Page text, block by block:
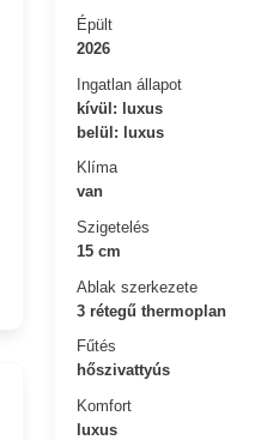
Épült
2026
Ingatlan állapot
kívül: luxus
belül: luxus
Klíma
van
Szigetelés
15 cm
Ablak szerkezete
3 rétegű thermoplan
Fűtés
hőszivattyús
Komfort
luxus